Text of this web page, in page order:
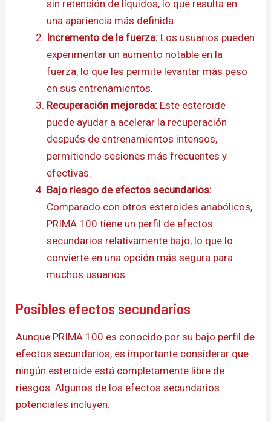
sin retención de líquidos, lo que resulta en
una apariencia más definida.
Incremento de la fuerza: Los usuarios pueden
experimentar un aumento notable en la
fuerza, lo que les permite levantar más peso
en sus entrenamientos.
Recuperación mejorada: Este esteroide
puede ayudar a acelerar la recuperación
después de entrenamientos intensos,
permitiendo sesiones más frecuentes y
efectivas.
Bajo riesgo de efectos secundarios:
Comparado con otros esteroides anabólicos,
PRIMA 100 tiene un perfil de efectos
secundarios relativamente bajo, lo que lo
convierte en una opción más segura para
muchos usuarios.
Posibles efectos secundarios
Aunque PRIMA 100 es conocido por su bajo perfil de
efectos secundarios, es importante considerar que
ningún esteroide está completamente libre de
riesgos. Algunos de los efectos secundarios
potenciales incluyen: